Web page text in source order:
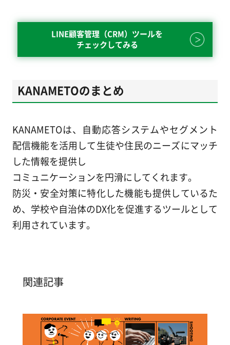
LINE顧客管理（CRM）ツールを
チェックしてみる
KANAMETOのまとめ
KANAMETOは、自動応答システムやセグメント
配信機能を活用して生徒や住民のニーズにマッチ
した情報を提供し
コミュニケーションを円滑にしてくれます。
防災・安全対策に特化した機能も提供しているた
め、学校や自治体のDX化を促進するツールとして
利用されています。
関連記事